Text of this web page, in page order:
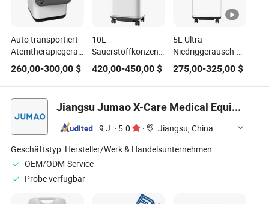
Auto transportiert
Atemtherapiegeräte
1-3L Tragbarer
Sauerstoffkonzentrator
langlebiger Betrieb
für 3h ohne
Aufladung der
integrierten
Batterie
260,00-300,00 $
10L
Sauerstoffkonzentrator
mit Vernebler und
Fernbedienung 95%
Reinheit
50Hz/60Hz
420,00-450,00$
5L Ultra-
Niedriggeräusch-
Nebulizer
Sauerstoffkonzentrator
mit einstellbarem
Reinheitsmonitor
275,00-325,00$
Jiangsu Jumao X-Care Medical Equipment Co., Ltd.
9 J. · 5.0 ·
Jiangsu, China
Geschäftstyp: Hersteller/Werk & Handelsunternehmen
OEM/ODM-Service
Probe verfügbar